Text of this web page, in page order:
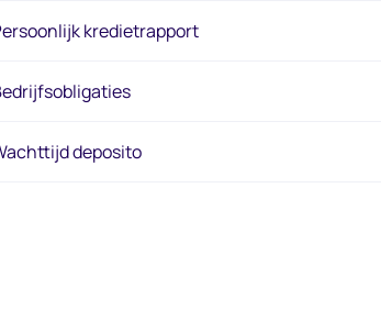
kredietrapport
deposito